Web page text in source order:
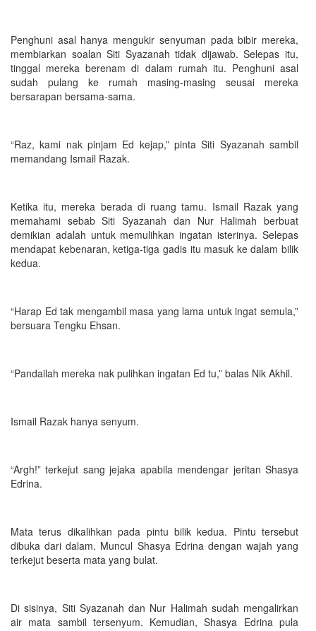
Penghuni asal hanya mengukir senyuman pada bibir mereka,
membiarkan soalan Siti Syazanah tidak dijawab. Selepas itu,
tinggal mereka berenam di dalam rumah itu. Penghuni asal
sudah pulang ke rumah masing-masing seusai mereka
bersarapan bersama-sama.
“Raz, kami nak pinjam Ed kejap,” pinta Siti Syazanah sambil
memandang Ismail Razak.
Ketika itu, mereka berada di ruang tamu. Ismail Razak yang
memahami sebab Siti Syazanah dan Nur Halimah berbuat
demikian adalah untuk memulihkan ingatan isterinya. Selepas
mendapat kebenaran, ketiga-tiga gadis itu masuk ke dalam bilik
kedua.
“Harap Ed tak mengambil masa yang lama untuk ingat semula,”
bersuara Tengku Ehsan.
“Pandailah mereka nak pulihkan ingatan Ed tu,” balas Nik Akhil.
Ismail Razak hanya senyum.
“Argh!” terkejut sang jejaka apabila mendengar jeritan Shasya
Edrina.
Mata terus dikalihkan pada pintu bilik kedua. Pintu tersebut
dibuka dari dalam. Muncul Shasya Edrina dengan wajah yang
terkejut beserta mata yang bulat.
Di sisinya, Siti Syazanah dan Nur Halimah sudah mengalirkan
air mata sambil tersenyum. Kemudian, Shasya Edrina pula